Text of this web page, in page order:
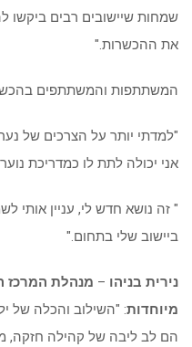
שמחות שיישובים רבים
את ההכשרות."
המשתתפות והמשתתפים
"למדתי יותר על הצרכים של
אני יכולה לתת לו כמדריכת
" זה נושא חדש לי, עניין אותי
ביישוב שלי בתחום."
נירית בניהו – מנהלת המרכז
מיוחדות: "השילוב והכלה של
הם לב ליבה של קהילה חזקה,